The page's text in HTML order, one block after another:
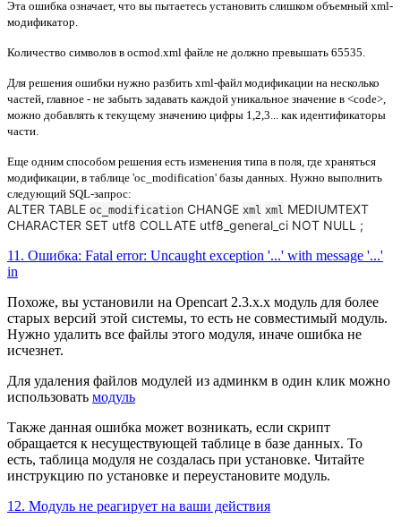
Эта ошибка означает, что вы пытаетесь установить слишком объемный xml-
модификатор.
Количество символов в ocmod.xml файле не должно превышать 65535
Для решения ошибки нужно разбить xml-файл модификации на несколько
частей, главное - не забыть задавать каждой уникальное значение в <code>,
можно добавлять к текущему значению цифры 1,2,3... как идентификаторы
части.
Еще одним способом решения есть изменения типа в поля, где храняться
модификации, в таблице 'oc_modification' базы данных. Нужно выполнить
следующий SQL-запрос:
ALTER TABLE oc_modification CHANGE xml xml MEDIUMTEXT
CHARACTER SET utf8 COLLATE utf8_general_ci NOT NULL ;
11. Ошибка: Fatal error: Uncaught exception '...' with message '...'
in
Похоже, вы установили на Opencart 2.3.x.x модуль для более
старых версий этой системы, то есть не совместимый модуль.
Нужно удалить все файлы этого модуля, иначе ошибка не
исчезнет.
Для удаления файлов модулей из админкм в один клик можно
использовать модуль
Также данная ошибка может возникать, если скрипт
обращается к несуществующей таблице в базе данных. То
есть, таблица модуля не создалась при установке. Читайте
инструкцию по установке и переустановите модуль.
12. Модуль не реагирует на ваши действия